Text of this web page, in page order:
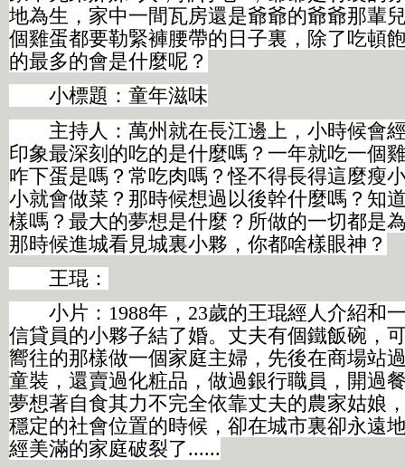
地為生，家中一間瓦房還是爺爺的爺爺那輩
個雞蛋都要勒緊褲腰帶的日子裏，除了吃頓
的最多的會是什麼呢？
小標題：童年滋味
主持人：萬州就在長江邊上，小時候會
印象最深刻的吃的是什麼嗎？一年就吃一個
咋下蛋是嗎？常吃肉嗎？怪不得長得這麼瘦
小就會做菜？那時候想過以後幹什麼嗎？知
樣嗎？最大的夢想是什麼？所做的一切都是
那時候進城看見城裏小夥，你都啥樣眼神？
王琨：
小片：1988年，23歲的王琨經人介紹和
信貸員的小夥子結了婚。丈夫有個鐵飯碗，
嚮往的那樣做一個家庭主婦，先後在商場站
童裝，還賣過化粧品，做過銀行職員，開
夢想著自食其力不完全依靠丈夫的農家姑娘
穩定的社會位置的時候，卻在城市裏卻永
經美滿的家庭破裂了......